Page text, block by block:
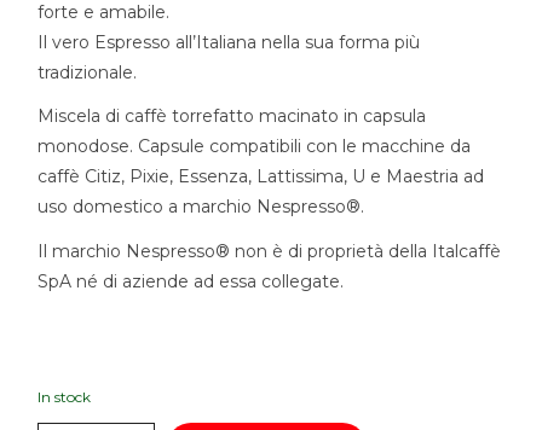
forte e amabile.
Il vero Espresso all’Italiana nella sua forma più
tradizionale.
Miscela di caffè torrefatto macinato in capsula
monodose. Capsule compatibili con le macchine da
caffè Citiz, Pixie, Essenza, Lattissima, U e Maestria ad
uso domestico a marchio Nespresso®.
Il marchio Nespresso® non è di proprietà della Italcaffè
SpA né di aziende ad essa collegate.
In stock